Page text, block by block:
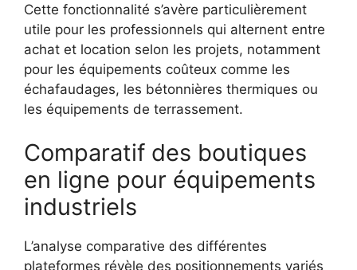
Cette fonctionnalité s’avère particulièrement
utile pour les professionnels qui alternent entre
achat et location selon les projets, notamment
pour les équipements coûteux comme les
échafaudages, les bétonnières thermiques ou
les équipements de terrassement.
Comparatif des boutiques
en ligne pour équipements
industriels
L’analyse comparative des différentes
plateformes révèle des positionnements variés